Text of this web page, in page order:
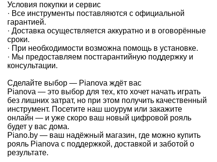
Условия покупки и сервис
· Все инструменты поставляются с официальной
гарантией.
· Доставка осуществляется аккуратно и в оговорённые
сроки.
· При необходимости возможна помощь в установке.
· Мы предоставляем постгарантийную поддержку и
консультации.
Сделайте выбор — Pianova ждёт вас
Pianova — это выбор для тех, кто хочет начать играть
без лишних затрат, но при этом получить качественный
инструмент. Посетите наш шоурум или закажите
онлайн — и уже скоро ваш новый цифровой рояль
будет у вас дома.
Piano.by — ваш надёжный магазин, где можно купить
рояль Pianova с поддержкой, доставкой и заботой о
результате.